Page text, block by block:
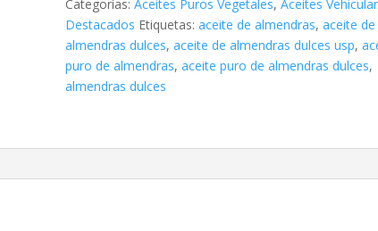
x
5
Litros
cantidad
Categorías:Aceites Puros Vegetales,Aceites
Destacados Etiquetas:aceite de almendras,aceite de
almendras dulces,aceite de almendras dulces usp,
puro de almendras,aceite puro de almendras dulces,
almendras dulces